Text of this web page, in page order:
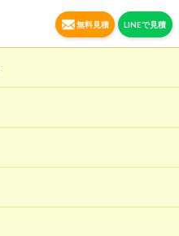
無料見積 LINEで見積